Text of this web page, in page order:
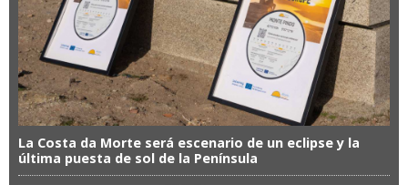
La Costa da Morte será escenario de un eclipse y la
última puesta de sol de la Península